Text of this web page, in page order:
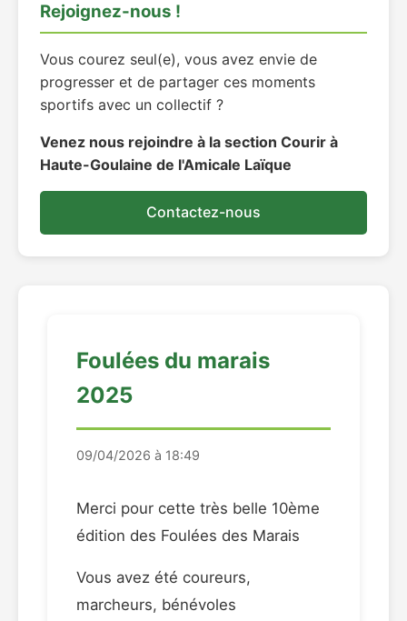
Foulées du marais
2025
09/04/2026 à 18:49
Merci pour cette très belle 10ème
édition des Foulées des Marais
Vous avez été coureurs,
marcheurs, bénévoles
Rejoignez-nous !
Vous courez seul(e), vous avez envie de
progresser et de partager ces moments
sportifs avec un collectif ?
Venez nous rejoindre à la section Courir à
Haute-Goulaine de l'Amicale Laïque
Contactez-nous